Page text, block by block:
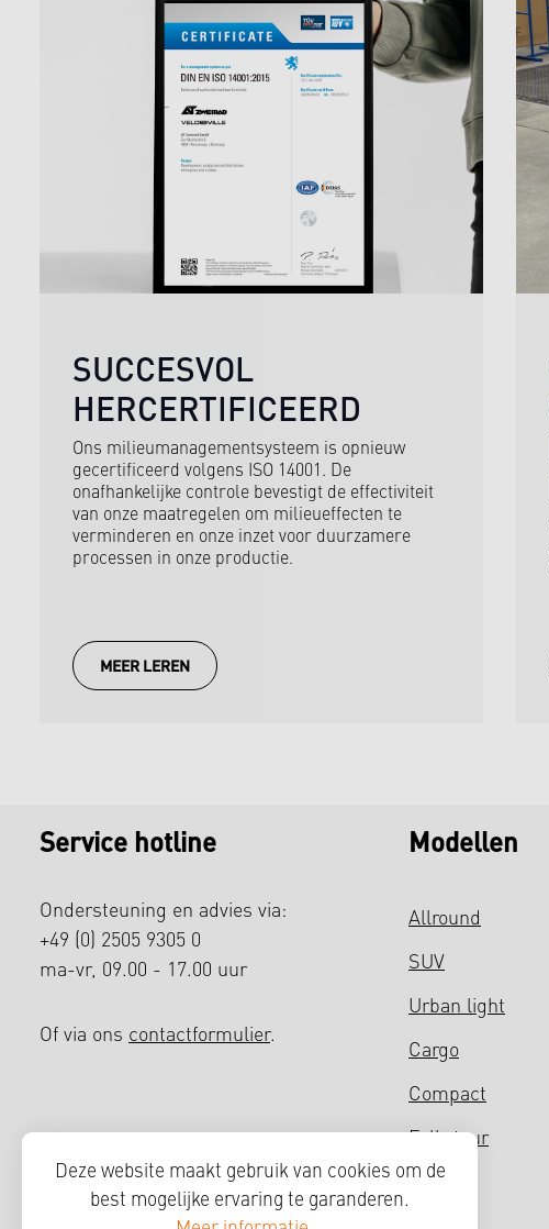
SUCCESVOL
HERCERTIFICEERD
Ons milieumanagementsysteem is opnieuw
gecertificeerd volgens ISO 14001. De
onafhankelijke controle bevestigt de effectiviteit
van onze maatregelen om milieueffecten te
verminderen en onze inzet voor duurzamere
processen in onze productie.
MEER LEREN
Service hotline
Ondersteuning en advies via:
+49 (0) 2505 9305 0
ma-vr, 09.00 - 17.00 uur
Of via ons contactformulier.
Modellen
Allround
SUV
Urban light
Cargo
Compact
Fully tour
Fietsen
Deze website maakt gebruik van cookies om de
best mogelijke ervaring te garanderen.